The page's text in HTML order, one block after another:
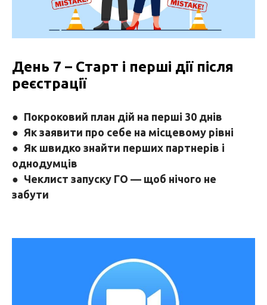
День 7 – Старт і перші дії після
реєстрації
● Покроковий план дій на перші 30 днів
● Як заявити про себе на місцевому рівні
● Як швидко знайти перших партнерів і
однодумців
● Чеклист запуску ГО — щоб нічого не
забути